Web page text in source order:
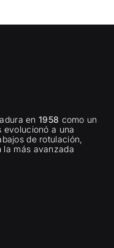
en1958 como un
evolucionó a una
de rotulación,
más avanzada